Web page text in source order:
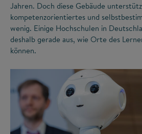
Jahren. Doch diese Gebäude
kompetenzorientiertes und
wenig. Einige Hochschulen in
deshalb gerade aus, wie Orte des
können.